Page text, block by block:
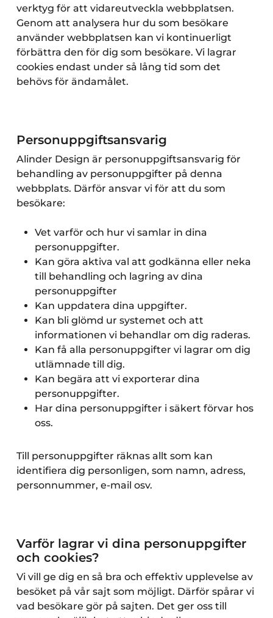
verktyg för att vidareutveckla webbplatsen.
Genom att analysera hur du som besökare
använder webbplatsen kan vi kontinuerligt
förbättra den för dig som besökare. Vi lagrar
cookies endast under så lång tid som det
behövs för ändamålet.
Personuppgiftsansvarig
Alinder Design är personuppgiftsansvarig för
behandling av personuppgifter på denna
webbplats. Därför ansvar vi för att du som
besökare:
Vet varför och hur vi samlar in dina
personuppgifter.
Kan göra aktiva val att godkänna eller neka
till behandling och lagring av dina
personuppgifter
Kan uppdatera dina uppgifter.
Kan bli glömd ur systemet och att
informationen vi behandlar om dig raderas.
Kan få alla personuppgifter vi lagrar om dig
utlämnade till dig.
Kan begära att vi exporterar dina
personuppgifter.
Har dina personuppgifter i säkert förvar hos
oss.
Till personuppgifter räknas allt som kan
identifiera dig personligen, som namn, adress,
personnummer, e-mail osv.
Varför lagrar vi dina personuppgifter
och cookies?
Vi vill ge dig en så bra och effektiv upplevelse av
besöket på vår sajt som möjligt. Därför spårar vi
vad besökare gör på sajten. Det ger oss till